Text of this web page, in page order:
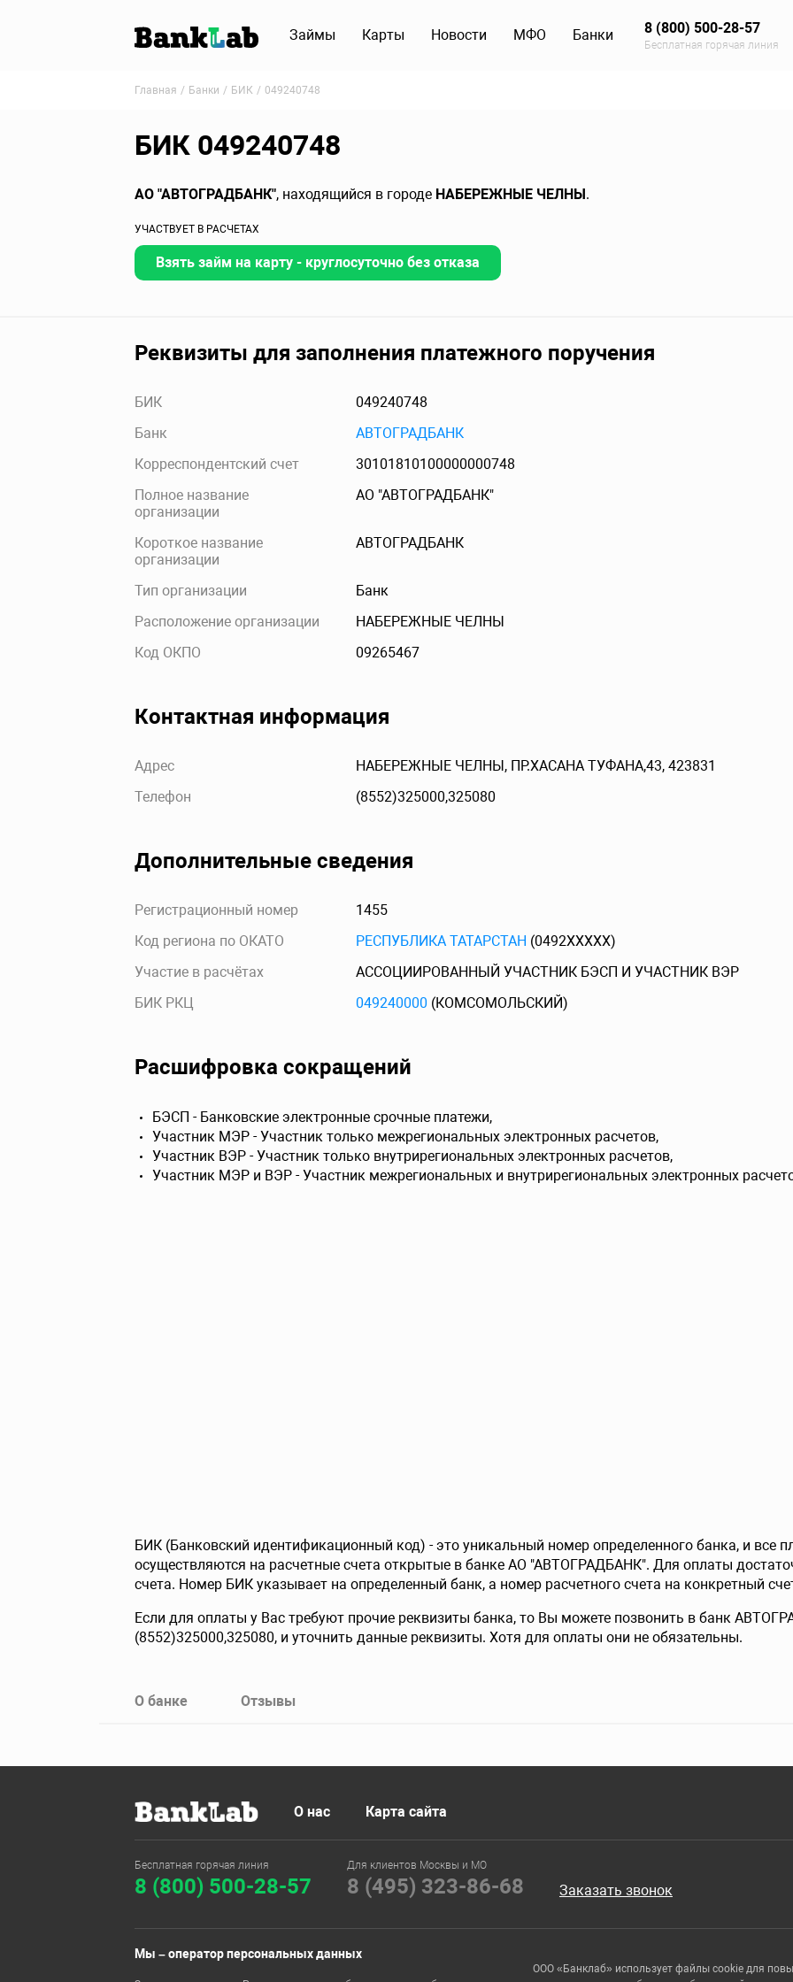
Займы Карты Новости МФО Банки 8 (800) 500-28-57
Бесплатная горячая линия
Главная Банки БИК 049240748
БИК 049240748
АО "АВТОГРАДБАНК", находящийся в городе НАБЕРЕЖНЫЕ ЧЕЛНЫ.
УЧАСТВУЕТ В РАСЧЕТАХ
Взять займ на карту - круглосуточно без отказа
Реквизиты для заполнения платежного поручения
БИК
049240748
Банк
АВТОГРАДБАНК
Корреспондентский счет
30101810100000000748
Полное название
организации
АО "АВТОГРАДБАНК"
Короткое название
организации
АВТОГРАДБАНК
Тип организации
Банк
Расположение организации
НАБЕРЕЖНЫЕ ЧЕЛНЫ
Код ОКПО
09265467
Контактная информация
Адрес
НАБЕРЕЖНЫЕ ЧЕЛНЫ, ПР.ХАСАНА ТУФАНА,43, 423831
Телефон
(8552)325000,325080
Дополнительные сведения
Регистрационный номер
1455
Код региона по ОКАТО
РЕСПУБЛИКА ТАТАРСТАН (0492XXXXX)
Участие в расчётах
АССОЦИИРОВАННЫЙ УЧАСТНИК БЭСП И УЧАСТНИК ВЭР
БИК РКЦ
049240000 (КОМСОМОЛЬСКИЙ)
Расшифровка сокращений
БЭСП - Банковские электронные срочные платежи,
Участник МЭР - Участник только межрегиональных электронных расчетов,
Участник ВЭР - Участник только внутрирегиональных электронных расчетов,
Участник МЭР и ВЭР - Участник межрегиональных и внутрирегиональных электронных
БИК (Банковский идентификационный код) - это уникальный номер определенного банка, и все
осуществляются на расчетные счета открытые в банке АО "АВТОГРАДБАНК". Для оплаты
счета. Номер БИК указывает на определенный банк, а номер расчетного счета на конкретный
Если для оплаты у Вас требуют прочие реквизиты банка, то Вы можете позвонить в банк
(8552)325000,325080, и уточнить данные реквизиты. Хотя для оплаты они не обязательны.
О банке Отзывы
О нас Карта сайта
Бесплатная горячая линия
8 (800) 500-28-57
Для клиентов Москвы и МО
8 (495) 323-86-68 Заказать звонок
Мы – оператор персональных данных
ООО «Банклаб» использует файлы cookie для